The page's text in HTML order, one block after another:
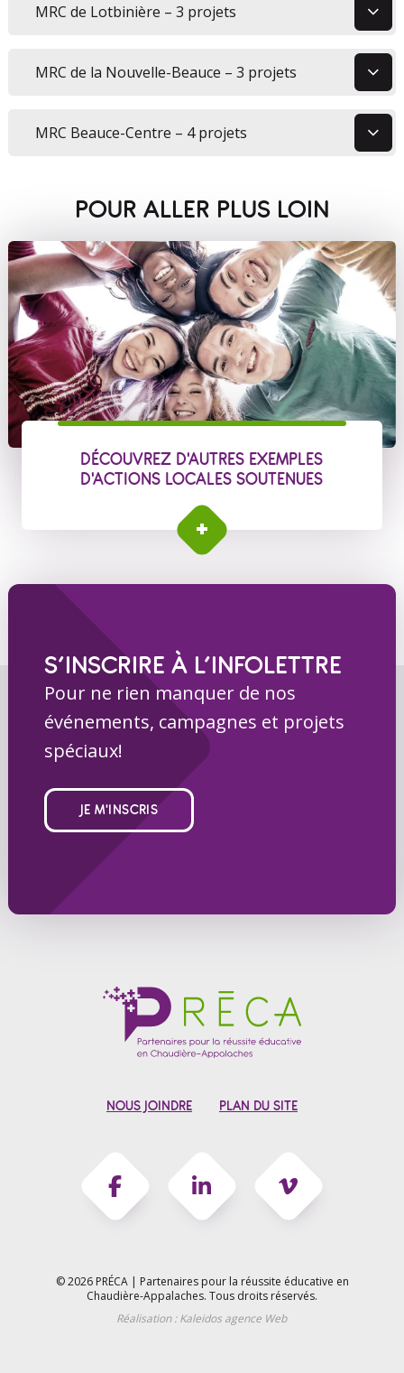
MRC de Lotbinière – 3 projets
MRC de la Nouvelle-Beauce – 3 projets
MRC Beauce-Centre – 4 projets
POUR ALLER PLUS LOIN
DÉCOUVREZ D'AUTRES EXEMPLES
D'ACTIONS LOCALES SOUTENUES
S’INSCRIRE À L’INFOLETTRE
Pour ne rien manquer de nos
événements, campagnes et projets
spéciaux!
JE M'INSCRIS
NOUS JOINDRE PLAN DU SITE
© 2026 PRÉCA | Partenaires pour la réussite éducative en
Chaudière-Appalaches. Tous droits réservés.
Réalisation :Kaleidos agence Web